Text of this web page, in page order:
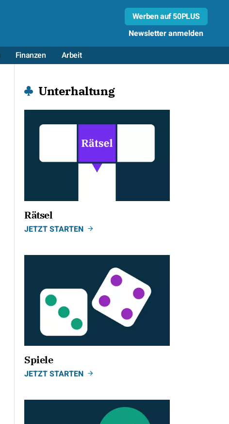
Werben auf 50PLUS
Newsletter anmelden
Finanzen Arbeit
Unterhaltung
Rätsel
JETZT STARTEN
Spiele
JETZT STARTEN